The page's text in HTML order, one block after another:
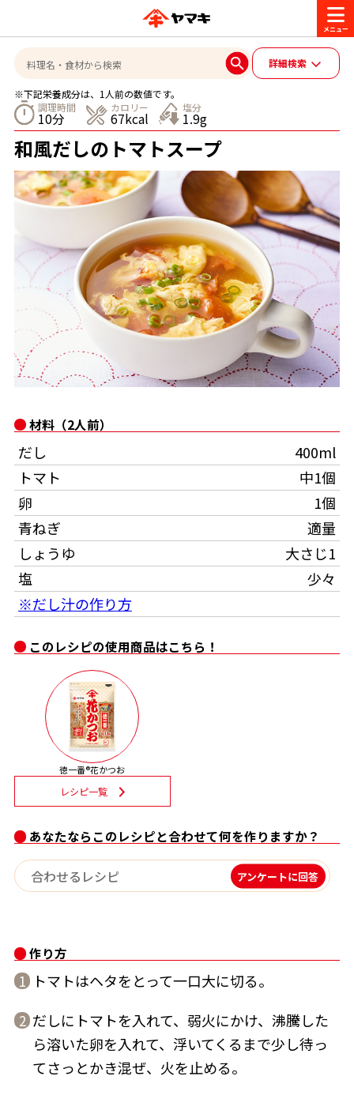
商品情報
ブランド一覧
ヤマキ『めんつゆ』 ヤマキ 割烹白だし
旨さ、別格。だし屋の鍋 韓福善シリーズ
楽チン屋®
新鮮一番 『氷熟®』
レシピ
おいしいレシピを探す
おいしいレシピトップ
主食レシピ
主菜レシピ
汁物レシピ
おいしいレシピを商品から探す
かつお節レシピ
めんつゆレシピ
割烹白だしレシピ
レシピ特設サイト
割烹白だしレシピ特集
だし巻き卵特集
かつおだしが決め手！簡単茶碗蒸し
かつお節・だしを楽しむ
かつお節・だしを知る
だしの取り方
かつお節の削り方
かつお節・だしをもっと知る
かつお節・だしを楽しむ
だしコミュ
CM・キャンペーン
キャンペーン一覧
企業・採用情報
- 百年対話
採用情報
- ジョブリターン制
お問い合わせ
ヤマキお客様相談室
オンラインショップ
Global
詳細検索
※下記栄養成分は、1人前の数値です。
調理時間
10分
カロリー
67kcal
塩分
1.9g
和風だしのトマトスープ
このレシピの使用商品はこちら！
徳一番®花かつお
レシピ一覧
あなたならこのレシピと合わせて何を作りますか？
アンケートに回答
作り方
1 トマトはヘタをとって一口大に切る。
2 だしにトマトを入れて、弱火にかけ、沸騰した
ら溶いた卵を入れて、浮いてくるまで少し待っ
てさっとかき混ぜ、火を止める。
材料（2人前）
だし
400ml
トマト
中1個
卵
1個
青ねぎ
適量
しょうゆ
大さじ1
塩
少々
※だし汁の作り方